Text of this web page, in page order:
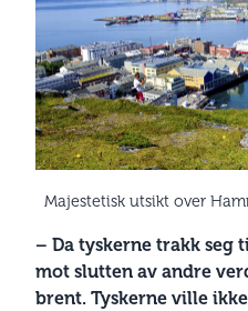
Majestetisk utsikt over
– Da tyskerne trakk seg
mot slutten av andre
brent. Tyskerne ville